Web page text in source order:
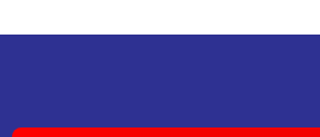
Bu ürüne benzer farklı alternatifler